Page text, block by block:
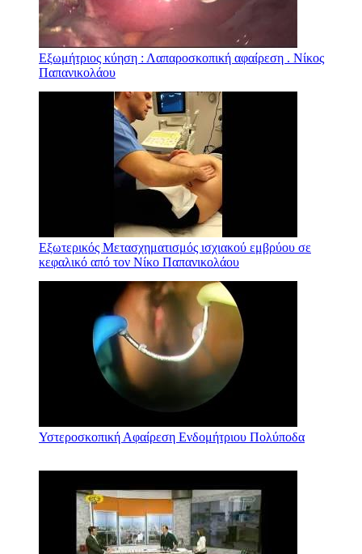
Εξωμήτριος κύηση : Λαπαροσκοπική αφαίρεση . Νίκος
Παπανικολάου
Εξωτερικός Μετασχηματισμός ισχιακού εμβρύου σε
κεφαλικό από τον Νίκο Παπανικολάου
Υστεροσκοπική Αφαίρεση Ενδομήτριου Πολύποδα